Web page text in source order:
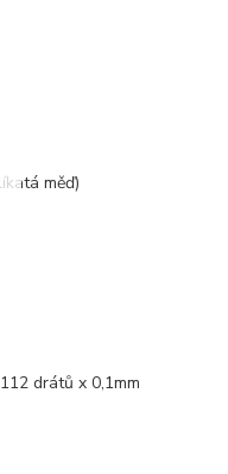
měď)
drátů x 0,1mm